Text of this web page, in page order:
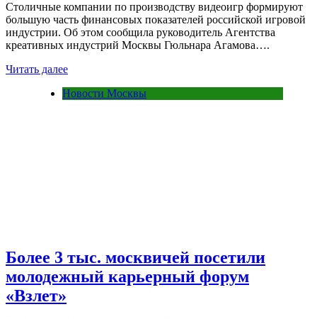
Столичные компании по производству видеоигр формируют
большую часть финансовых показателей российской игровой
индустрии. Об этом сообщила руководитель Агентства
креативных индустрий Москвы Гюльнара Агамова….
Читать далее
Новости Москвы
Более 3 тыс. москвичей посетили
молодежный карьерный форум
«Взлет»